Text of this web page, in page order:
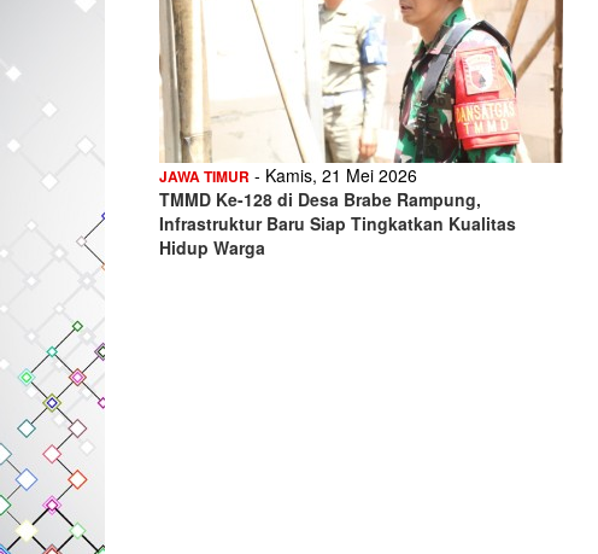
JAWA TIMUR - Kamis, 21 Mei 2026
TMMD Ke-128 di Desa Brabe Rampung,
Infrastruktur Baru Siap Tingkatkan Kualitas
Hidup Warga